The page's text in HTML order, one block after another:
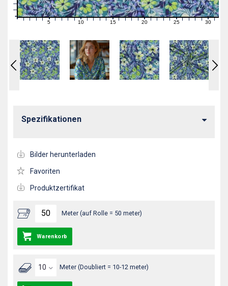
0
1
2
0 1 2 3 4 5 6 7 89101112131415161718192021222324252627282930 31
Meter (auf Rolle = 50 meter)
Warenkorb
Meter (Doubliert = 10-12 meter)
Spezifikationen
Bilder herunterladen
Favoriten
Produktzertifikat